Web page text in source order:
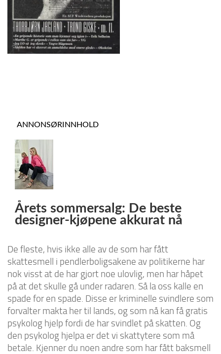
ANNONSØRINNHOLD
Årets sommersalg: De beste
designer-kjøpene akkurat nå
De fleste, hvis ikke alle av de som har fått
skattesmell i pendlerboligsakene av politikerne har
nok visst at de har gjort noe ulovlig, men har håpet
på at det skulle gå under radaren. Så la oss kalle en
spade for en spade. Disse er kriminelle svindlere som
forvalter makta her til lands, og som nå kan få gratis
psykolog hjelp fordi de har svindlet på skatten. Og
den psykolog hjelpa er det vi skattytere som må
betale. Kjenner du noen andre som har fått baksmell